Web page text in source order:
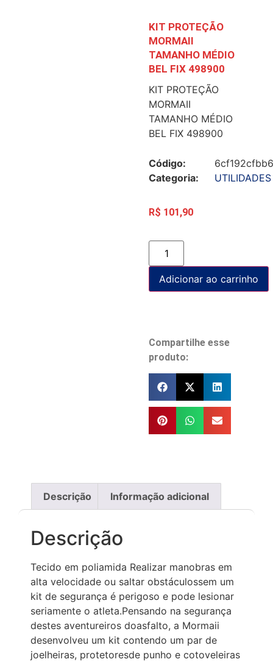
KIT PROTEÇÃO
MORMAII
TAMANHO MÉDIO
BEL FIX 498900
KIT PROTEÇÃO
MORMAII
TAMANHO MÉDIO
BEL FIX 498900
Código:
Categoria:
UTILIDADES
R$ 101,90
Adicionar ao carrinho
Compartilhe esse
produto:
Descrição Informação adicional
Descrição
Tecido em poliamida Realizar manobras em
alta velocidade ou saltar obstáculossem um
kit de segurança é perigoso e pode lesionar
seriamente o atleta.Pensando na segurança
destes aventureiros doasfalto, a Mormaii
desenvolveu um kit contendo um par de
joelheiras, protetoresde punho e cotoveleiras